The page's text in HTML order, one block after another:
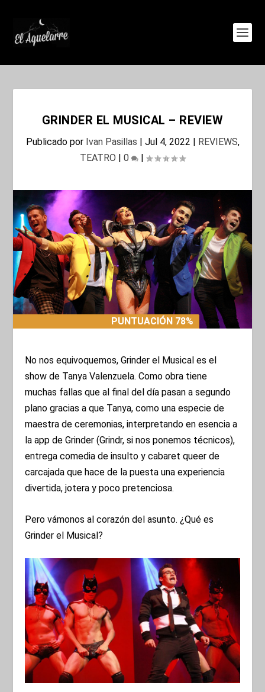
GRINDER EL MUSICAL – REVIEW
Publicado por Ivan Pasillas | Jul 4, 2022 | REVIEWS,
TEATRO | 0 |
PUNTUACIÓN 78%
PUNTUACIÓN 78%
No nos equivoquemos, Grinder el Musical es el
show de Tanya Valenzuela. Como obra tiene
muchas fallas que al final del día pasan a segundo
plano gracias a que Tanya, como una especie de
maestra de ceremonias, interpretando en esencia a
la app de Grinder (Grindr, si nos ponemos técnicos),
entrega comedia de insulto y cabaret queer de
carcajada que hace de la puesta una experiencia
divertida, jotera y poco pretenciosa.
Pero vámonos al corazón del asunto. ¿Qué es
Grinder el Musical?